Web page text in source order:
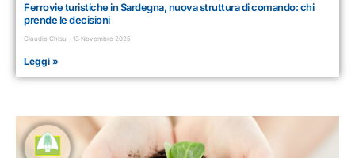
Ferrovie turistiche in Sardegna, nuova struttura di comando: chi
prende le decisioni
Claudio Chisu 13 Novembre 2025
Leggi »